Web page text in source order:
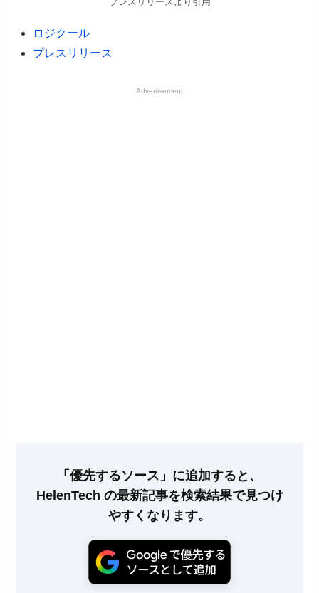
ロジクール
プレスリリース
Advertisement
「優先するソース」に追加すると、
HelenTech の最新記事を検索結果で見つけ
やすくなります。